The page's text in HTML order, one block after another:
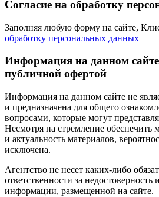
Согласие на обработку
Заполняя любую форму на сайте,
обработку персональных данных
Информация на данном сайте
публичной офертой
Информация на данном сайте не
и предназначена для общего
вопросами, которые могут
Несмотря на стремление обеспечить
и актуальность материалов,
исключена.
Агентство не несет каких-либо
ответственности за недостоверность
информации, размещенной на сайте.